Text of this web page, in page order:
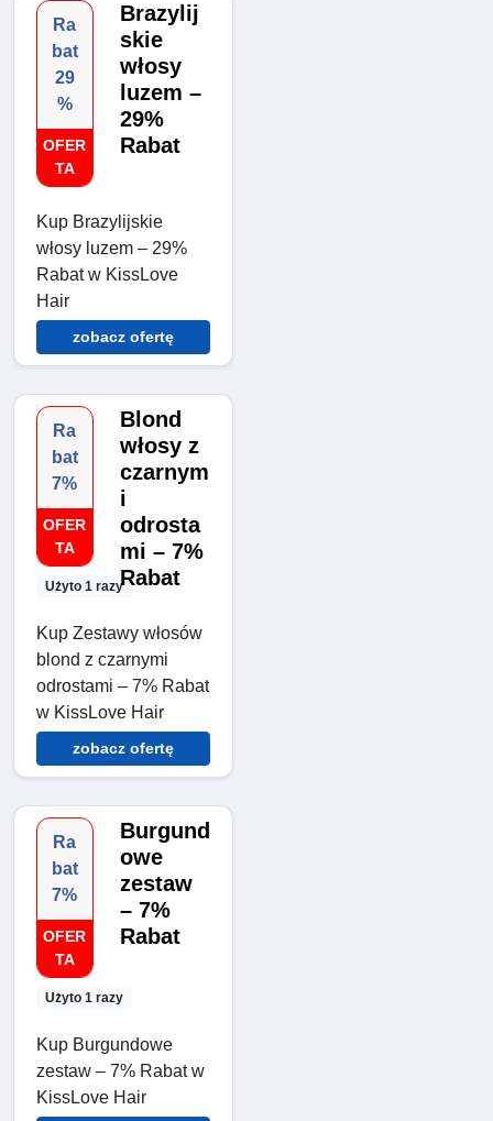
Ra
bat
29
%
OFER
TA
Brazylij
skie
włosy
luzem –
29%
Rabat
Kup Brazylijskie
włosy luzem – 29%
Rabat w KissLove
Hair
zobacz ofertę
Ra
bat
7%
OFER
TA
Użyto 1 razy
Blond
włosy z
czarnym
i
odrosta
mi – 7%
Rabat
Kup Zestawy włosów
blond z czarnymi
odrostami – 7% Rabat
w KissLove Hair
zobacz ofertę
Ra
bat
7%
OFER
TA
Użyto 1 razy
Burgund
owe
zestaw
– 7%
Rabat
Kup Burgundowe
zestaw – 7% Rabat w
KissLove Hair